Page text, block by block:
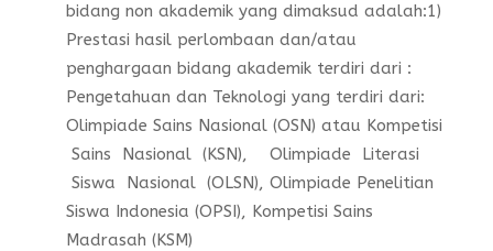
bidang non akademik yang dimaksud adalah:1)
Prestasi hasil perlombaan dan/atau
penghargaan bidang akademik terdiri dari :
Pengetahuan dan Teknologi yang terdiri dari:
Olimpiade Sains Nasional (OSN) atau Kompetisi
Sains Nasional (KSN), Olimpiade Literasi
Siswa Nasional (OLSN), Olimpiade Penelitian
Siswa Indonesia (OPSI), Kompetisi Sains
Madrasah (KSM)